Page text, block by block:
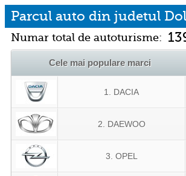
Parcul auto din judetul
Numar total de autoturisme:
Cele mai populare marci
1. DACIA
2. DAEWOO
3. OPEL